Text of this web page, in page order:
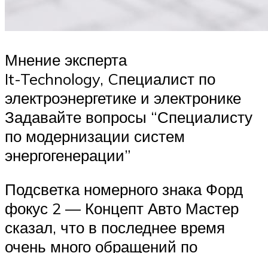
Мнение эксперта
It-Technology, Cпециалист по
электроэнергетике и электронике
Задавайте вопросы “Специалисту
по модернизации систем
энергогенерации”
Подсветка номерного знака Форд
фокус 2 — Концепт Авто Мастер
сказал, что в последнее время
очень много обращений по